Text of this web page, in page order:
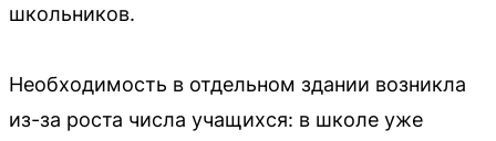
школьников.
Необходимость в отдельном здании возникла
из-за роста числа учащихся: в школе уже